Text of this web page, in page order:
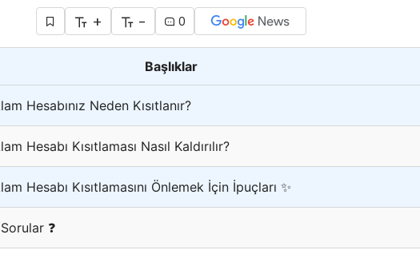
+ - 0
Başlıklar
Hesabınız Neden Kısıtlanır?
Hesabı Kısıtlaması Nasıl Kaldırılır?
Hesabı Kısıtlamasını Önlemek İçin İpuçları ✨
❓